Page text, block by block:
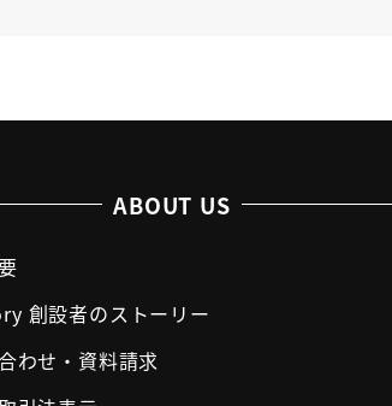
ABOUT US
創設者のストーリー
わせ・資料請求